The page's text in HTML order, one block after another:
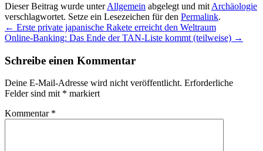
Dieser Beitrag wurde unterAllgemein abgelegt und mit Archäologie
verschlagwortet. Setze ein Lesezeichen für den Permalink.
← Erste private japanische Rakete erreicht den Weltraum
Online-Banking: Das Ende der TAN-Liste kommt (teilweise) →
Schreibe einen Kommentar
Deine E-Mail-Adresse wird nicht veröffentlicht. Erforderliche
Felder sind mit * markiert
Kommentar *